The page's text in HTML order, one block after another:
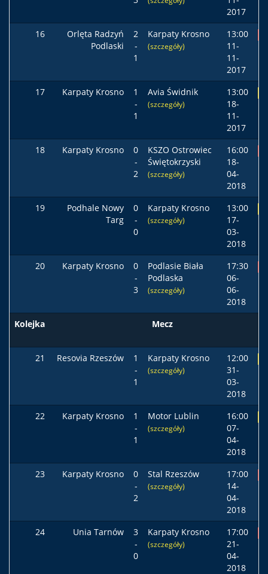
2017
16
Orlęta Radzyń
Podlaski
2
-
1
Karpaty Krosno
(szczegóły)
13:00
11-
11-
2017
17 Karpaty Krosno
1
-
1
Avia Świdnik
(szczegóły)
13:00
18-
11-
2017
18 Karpaty Krosno
0
-
2
KSZO Ostrowiec
Świętokrzyski
(szczegóły)
16:00
18-
04-
2018
19
Podhale Nowy
Targ
0
-
0
Karpaty Krosno
(szczegóły)
13:00
17-
03-
2018
20 Karpaty Krosno
0
-
3
Podlasie Biała
Podlaska
(szczegóły)
17:30
06-
06-
2018
Kolejka Mecz
21 Resovia Rzeszów
1
-
1
Karpaty Krosno
(szczegóły)
12:00
31-
03-
2018
22 Karpaty Krosno
1
-
1
Motor Lublin
(szczegóły)
16:00
07-
04-
2018
23 Karpaty Krosno
0
-
2
Stal Rzeszów
(szczegóły)
17:00
14-
04-
2018
24 Unia Tarnów
3
-
0
Karpaty Krosno
(szczegóły)
17:00
21-
04-
2018